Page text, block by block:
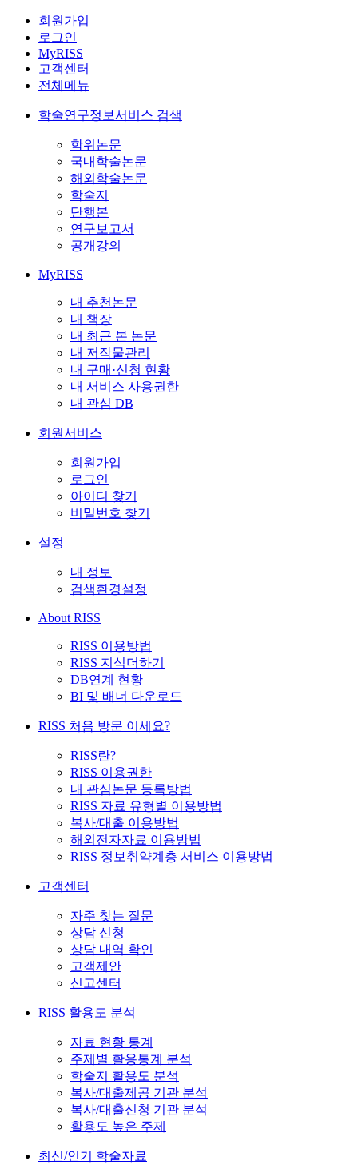
회원가입
로그인
MyRISS
고객센터
전체메뉴
학술연구정보서비스 검색
학위논문
국내학술논문
해외학술논문
학술지
단행본
연구보고서
공개강의
MyRISS
내 추천논문
내 책장
내 최근 본 논문
내 저작물관리
내 구매·신청 현황
내 서비스 사용권한
내 관심 DB
회원서비스
회원가입
로그인
아이디 찾기
비밀번호 찾기
설정
내 정보
검색환경설정
About RISS
RISS 이용방법
RISS 지식더하기
DB연계 현황
BI 및 배너 다운로드
RISS 처음 방문 이세요?
RISS란?
RISS 이용권한
내 관심논문 등록방법
RISS 자료 유형별 이용방법
복사/대출 이용방법
해외전자자료 이용방법
RISS 정보취약계층 서비스 이용방법
고객센터
자주 찾는 질문
상담 신청
상담 내역 확인
고객제안
신고센터
RISS 활용도 분석
자료 현황 통계
주제별 활용통계 분석
학술지 활용도 분석
복사/대출제공 기관 분석
복사/대출신청 기관 분석
활용도 높은 주제
최신/인기 학술자료